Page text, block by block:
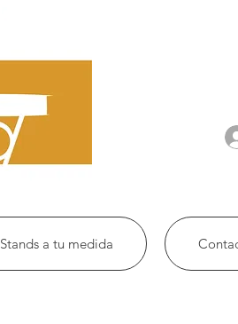
Stands a tu medida